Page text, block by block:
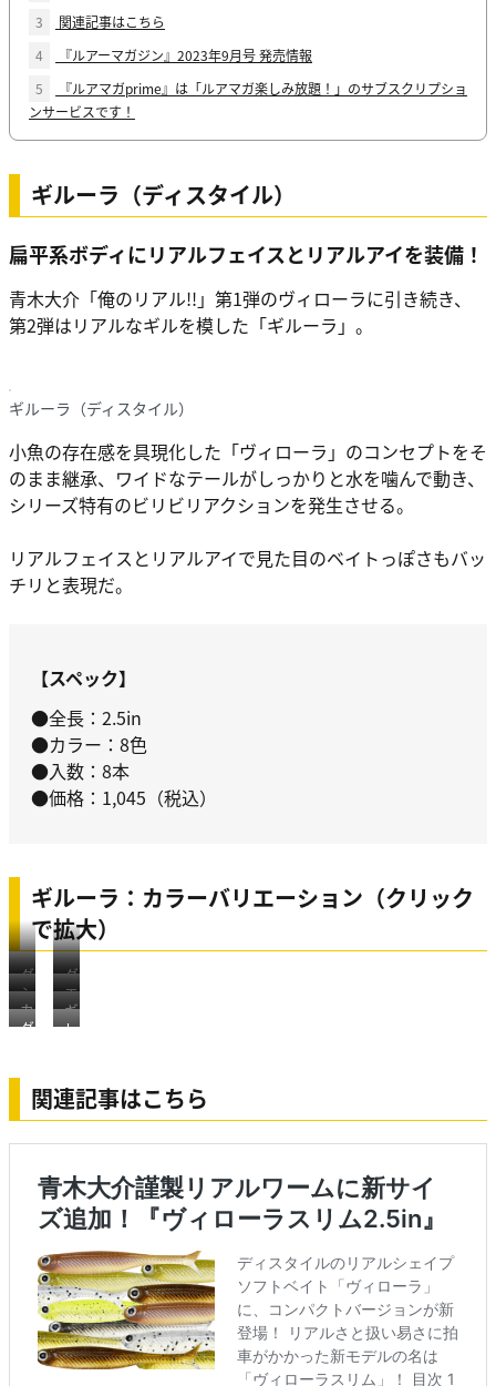
3
関連記事はこちら
4
『ルアーマガジン』2023年9月号 発売情報
5
『ルアマガprime』は「ルアマガ楽しみ放題！」のサブスクリプショ
ンサービスです！
ギルーラ（ディスタイル）
扁平系ボディにリアルフェイスとリアルアイを装備！
青木大介「俺のリアル!!」第1弾のヴィローラに引き続き、
第2弾はリアルなギルを模した「ギルーラ」。
ギルーラ（ディスタイル）
小魚の存在感を具現化した「ヴィローラ」のコンセプトをそ
のまま継承、ワイドなテールがしっかりと水を噛んで動き、
シリーズ特有のビリビリアクションを発生させる。
リアルフェイスとリアルアイで見た目のベイトっぽさもバッ
チリと表現だ。
【スペック】
●全長：2.5in
●カラー：8色
●入数：8本
●価格：1,045（税込）
ギルーラ：カラーバリエーション（クリック
で拡大）
グ
リ
ー
ン
キ
ン
グ
リ
ー
プ
キ
ン
ブ
ル
ー
フ
レ
ー
ク
＆
ペ
ッ
シ
ナ
モ
ブ
ー
フ
エ
ス
ケ
フ
ィ
ッ
ュ
カ
モ
ギ
ル
グ
ン
フ
レ
サ
ワ
関連記事はこちら